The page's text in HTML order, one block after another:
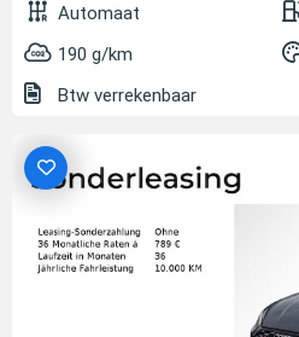
Automaat
190 g/km
Btw verrekenbaar